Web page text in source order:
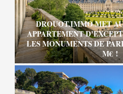
DROUOT.IMMO MET
APPARTEMENT
LES MONUMENTS DE
M€ !